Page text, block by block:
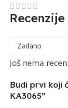
Recenzije
Još nema
Budi prvi koji
KA3065”